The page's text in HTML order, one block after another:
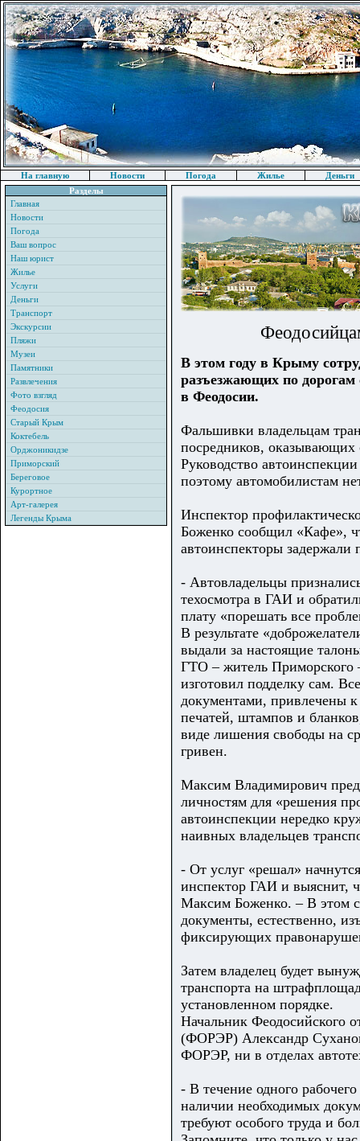
На главную Новости Погода Жилье
Деньги
Разделы
Главная
Новости
Погода
Ваш вопрос
Наш юрист
Жилье
Услуги
Деньги
Транспорт
Экскурсии
Пляжи
Музеи
Памятники
Развлечения
Фото взгляд
Феодосия
Старый Крым
Коктебель
Орджоникидзе
Приморский
Береговое
Курортное
Арт-галерея
Легенды Крыма
В этом году в Крыму
разъезжающих по дорогам
в Феодосии.
Фальшивки владельцам
посредников,
Руководство
поэтому автомобилистам
Инспектор
Боженко сообщил «Кафе»,
автоинспекторы
- Автовладельцы
техосмотра в ГАИ и
плату «порешать все
В результате
выдали за настоящие
ГТО – житель Приморского
изготовил подделку сам.
документами, привлечены к
печатей, штампов и
виде лишения свободы на
гривен.
Максим Владимирович
личностям для «решения
автоинспекции нередко
наивных владельцев
- От услуг «решал»
инспектор ГАИ и выяснит,
Максим Боженко. – В этом
документы, естественно,
фиксирующих
Затем владелец будет
транспорта на
установленном порядке.
Начальник Феодосийского
(ФОРЭР) Александр
ФОРЭР, ни в отделах
- В течение одного
наличии необходимых
требуют особого труда и